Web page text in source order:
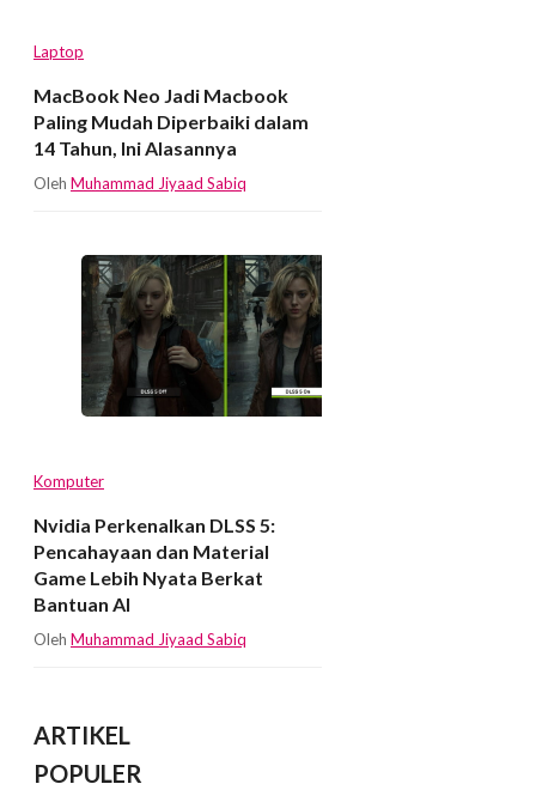
Laptop
MacBook Neo Jadi Macbook
Paling Mudah Diperbaiki dalam
14 Tahun, Ini Alasannya
Oleh Muhammad Jiyaad Sabiq
Komputer
Nvidia Perkenalkan DLSS 5:
Pencahayaan dan Material
Game Lebih Nyata Berkat
Bantuan AI
Oleh Muhammad Jiyaad Sabiq
ARTIKEL
POPULER